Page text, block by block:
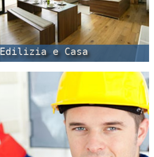
Edilizia e Casa